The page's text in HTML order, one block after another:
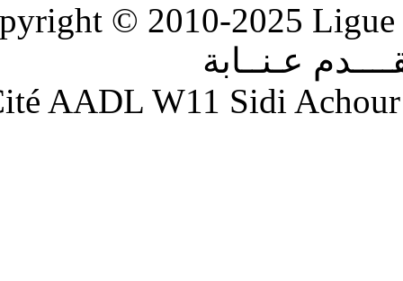
Copyright © 2010-
Adresse : Cité AADL W11